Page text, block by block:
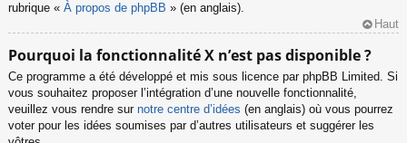
rubrique « À propos de phpBB » (en anglais).
Haut
Pourquoi la fonctionnalité X n’est pas disponible ?
Ce programme a été développé et mis sous licence par phpBB Limited. Si
vous souhaitez proposer l’intégration d’une nouvelle fonctionnalité,
veuillez vous rendre sur notre centre d’idées (en anglais) où vous pourrez
voter pour les idées soumises par d’autres utilisateurs et suggérer les